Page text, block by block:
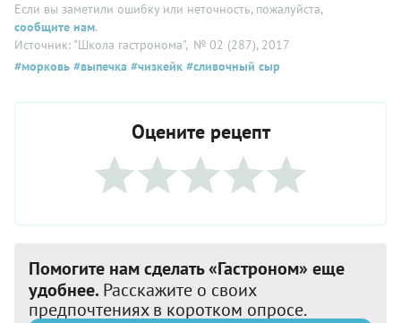
Если вы заметили ошибку или неточность, пожалуйста,
сообщите нам.
Источник: "Школа гастронома", № 02 (287), 2017
#морковь #выпечка #чизкейк #сливочный сыр
Оцените рецепт
Помогите нам сделать «Гастроном» еще
удобнее. Расскажите о своих
предпочтениях в коротком опросе.